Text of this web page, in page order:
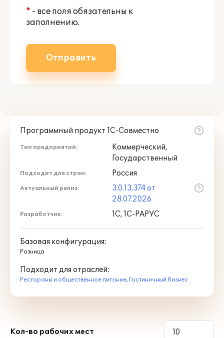
* - все поля обязательны к
заполнению.
Отправить
Программный продукт 1С-Совместно
Тип предприятий:
Коммерческий,
Государственный
Подходит для стран: Россия
Актуальный релиз:
3.0.13.374 от
28.07.2026
Разработчик: 1С, 1С-РАРУС
Базовая конфигурация:
Розница
Подходит для отраслей:
Рестораны и общественное питание, Гостиничный бизнес
Кол-во рабочих мест